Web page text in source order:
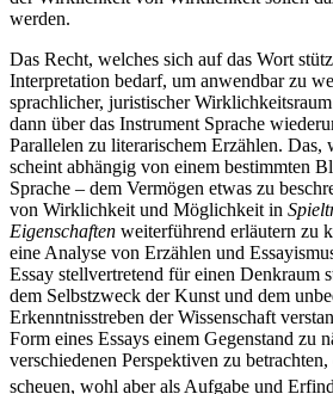
werden.
Das Recht, welches sich auf das Wort
Interpretation bedarf, um anwendbar zu
sprachlicher, juristischer
dann über das Instrument Sprache
Parallelen zu literarischem Erzählen.
scheint abhängig von einem bestimmten
Sprache – dem Vermögen etwas zu
von Wirklichkeit und Möglichkeit in
Eigenschaften weiterführend erläutern zu
eine Analyse von Erzählen und
Essay stellvertretend für einen Denkraum
dem Selbstzweck der Kunst und dem
Erkenntnisstreben der Wissenschaft
Form eines Essays einem Gegenstand zu
verschiedenen Perspektiven zu
scheuen, wohl aber als Aufgabe und